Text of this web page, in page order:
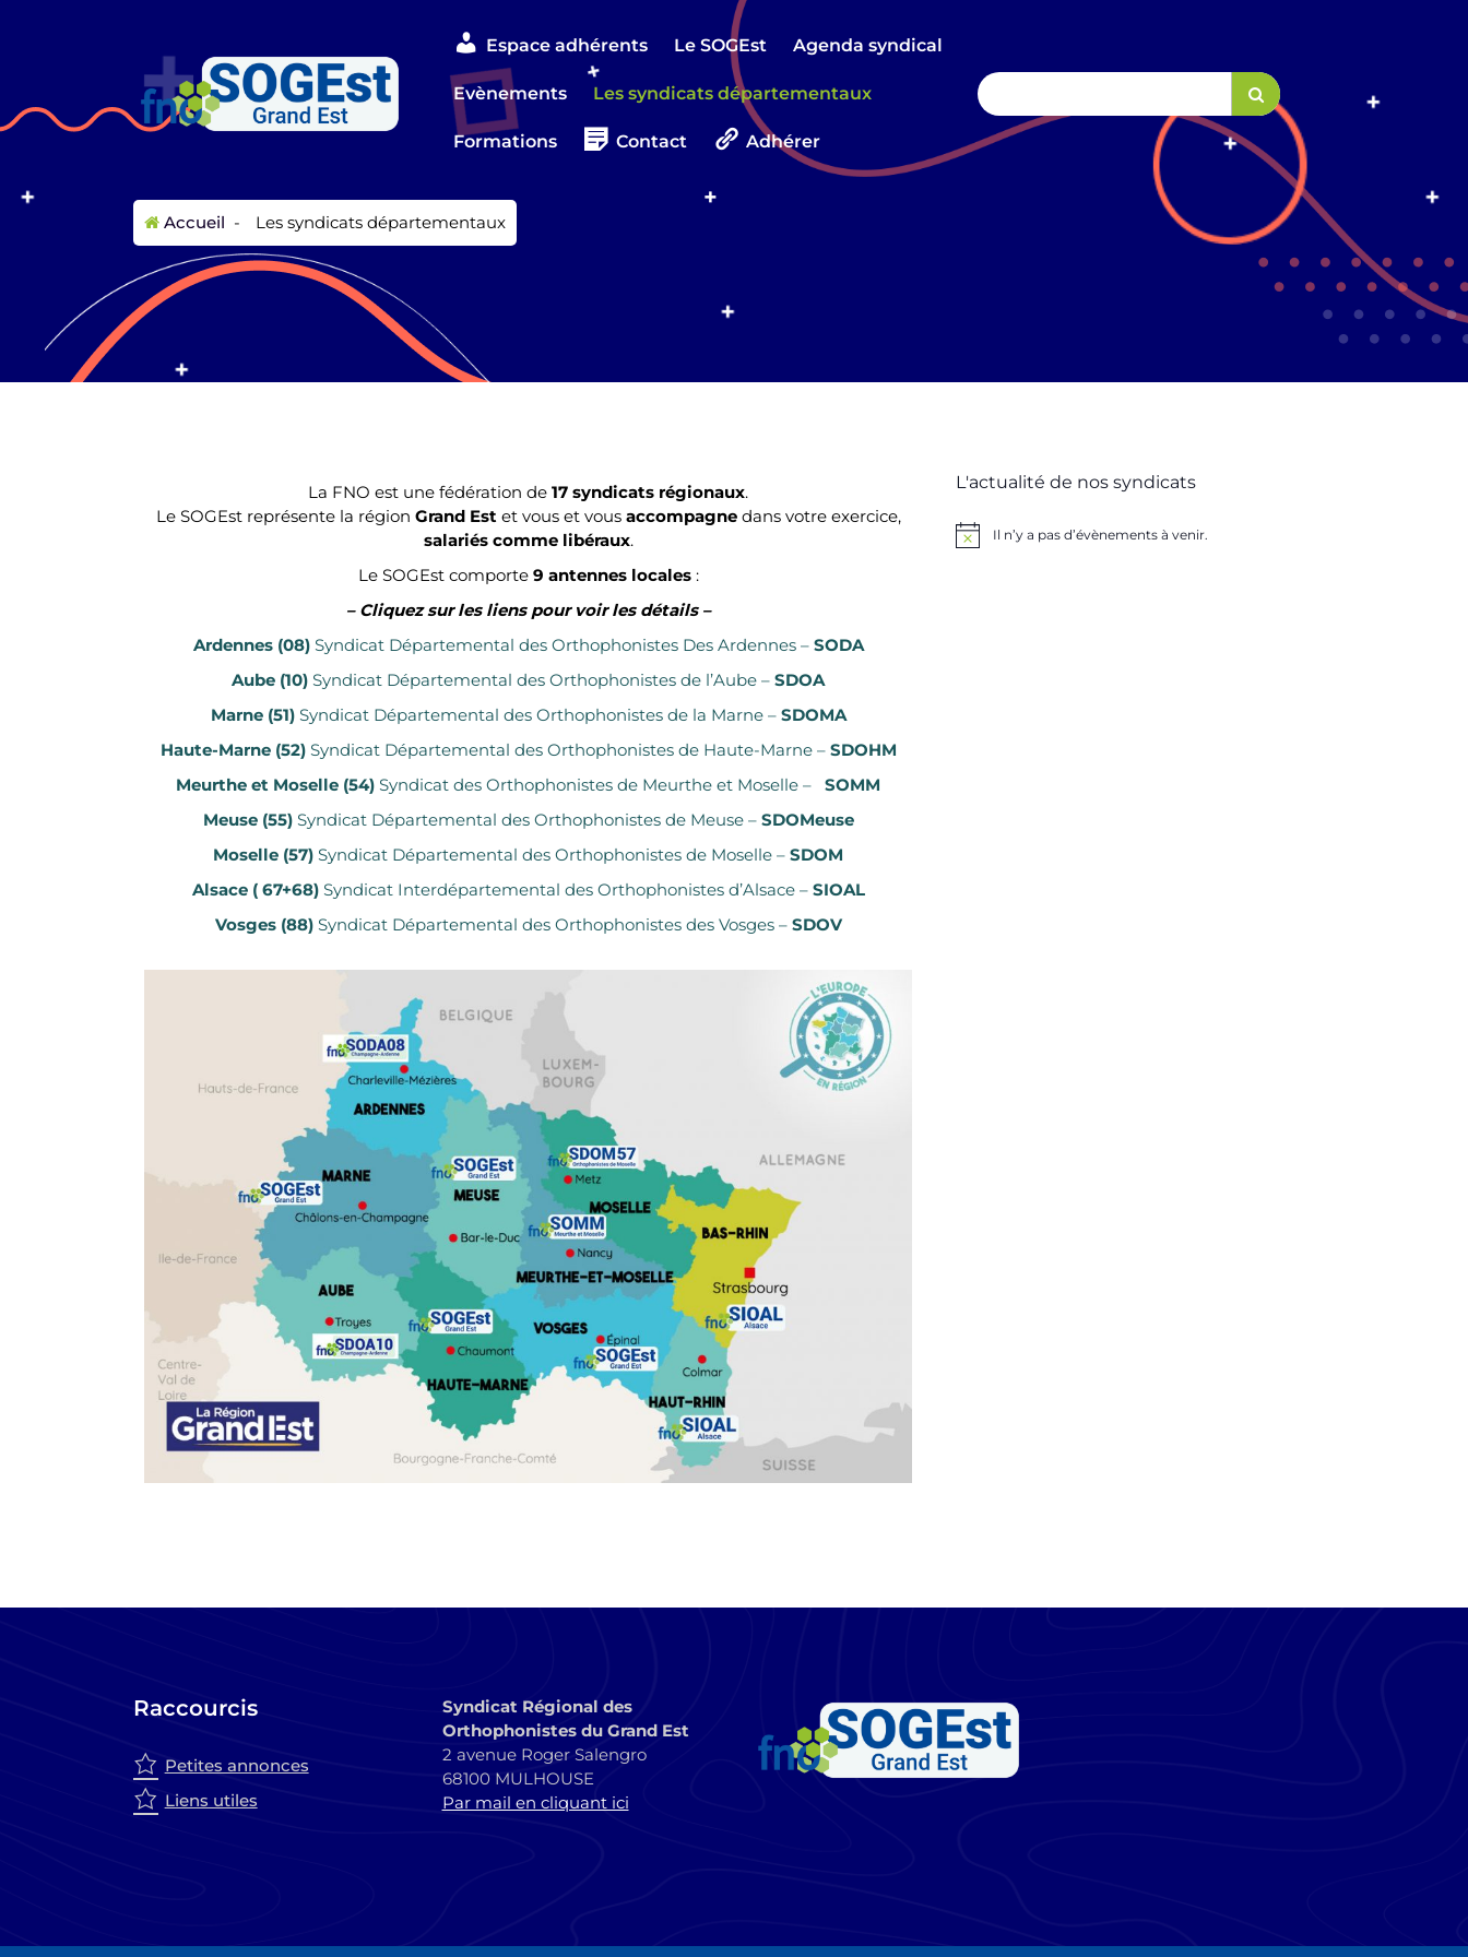
Espace adhérents Le SOGEst Agenda syndical
Evènements Les syndicats départementaux
Formations Contact Adhérer
Accueil - Les syndicats départementaux
La FNO est une fédération de17 syndicats régionaux.
Le SOGEst représente la région Grand Estet vous et vous accompagnedans votre exercice,
salariés comme libéraux.
Le SOGEst comporte 9 antennes locales:
– Cliquez sur les liens pour voir les détails –
Ardennes (08)Syndicat Départemental des Orthophonistes Des Ardennes –SODA
Aube (10) Syndicat Départemental des Orthophonistes de l’Aube –SDOA
Marne (51)Syndicat Départemental des Orthophonistes de la Marne – SDOMA
Haute-Marne (52)Syndicat Départemental des Orthophonistes de Haute-Marne – SDOHM
Meurthe et Moselle (54) Syndicat des Orthophonistes de Meurthe et Moselle –SOMM
Meuse (55)Syndicat Départemental des Orthophonistes de Meuse – SDOMeuse
Moselle (57) Syndicat Départemental des Orthophonistes de Moselle –SDOM
Alsace ( 67+68)Syndicat Interdépartemental des Orthophonistes d’Alsace – SIOAL
Vosges (88)Syndicat Départemental des Orthophonistes des Vosges – SDOV
L'actualité de nos syndicats
NoticeIl n’y a pas d’évènements à venir.
Raccourcis
Petites annonces
Liens utiles
Syndicat Régional des
Orthophonistes du Grand Est
2 avenue Roger Salengro
68100 MULHOUSE
Par mail en cliquant ici